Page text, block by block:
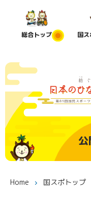
総合トップ 国
Home 国スポトップ